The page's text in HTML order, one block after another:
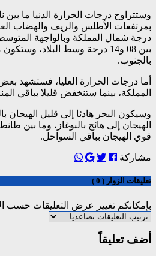
درجة شمال المملكة وبالواجهة
بالجنوب.
أما درجات الحرارة العليا، فستشهد
المملكة، بينما ستنخفض قليلا بباقي
وسيكون البحر هادئا إلى قليل الهيجان
الهيجان إلى هائج بالبوغاز، وما بين
قوي الهيجان بباقي السواحل.
مشاركة
تعليقات الزوار ( 0 )
بإمكانكم تغيير عرض التعليقات حسب
أضف تعليقاً